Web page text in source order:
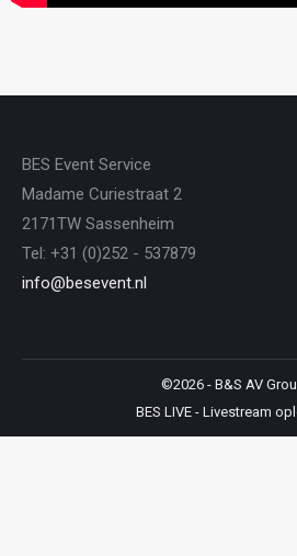
BES Event Service
Madame Curiestraat 2
2171TW Sassenheim
Tel: +31 (0)252 - 537879
info@besevent.nl
©2026 - B&S AV
BES LIVE - Livestream